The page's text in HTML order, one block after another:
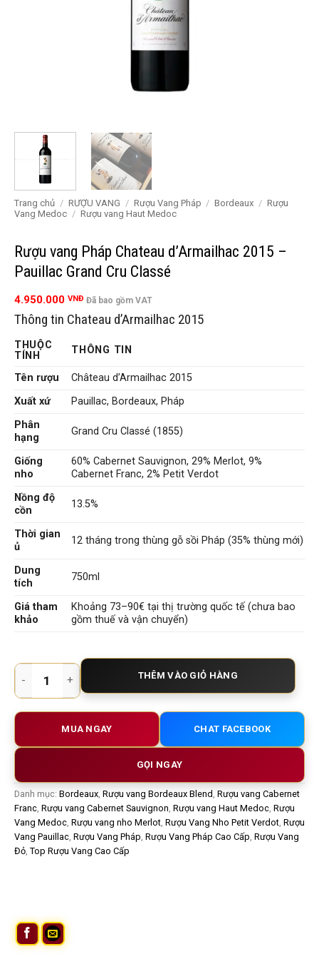
Trang chủ / RƯỢU VANG / Rượu Vang Pháp / Bordeaux / Rượu
Vang Medoc / Rượu vang Haut Medoc
Rượu vang Pháp Chateau d’Armailhac 2015 –
Pauillac Grand Cru Classé
4.950.000 VNĐ Đã bao gồm VAT
Thông tin Chateau d’Armailhac 2015
THUỘC
TÍNH
THÔNG TIN
Tên rượu
Château d’Armailhac 2015
Xuất xứ
Pauillac, Bordeaux, Pháp
Phân
hạng
Grand Cru Classé (1855)
Giống
nho
60% Cabernet Sauvignon, 29% Merlot, 9%
Cabernet Franc, 2% Petit Verdot
Nồng độ
cồn
13.5%
Thời gian
ủ
12 tháng trong thùng gỗ sồi Pháp (35% thùng mới)
Dung
tích
750ml
Giá tham
khảo
Khoảng 73–90€ tại thị trường quốc tế (chưa bao
gồm thuế và vận chuyển)
Rượu vang Pháp Chateau d'Armailhac 2015 – Pauillac Grand
THÊM VÀO GIỎ HÀNG
MUA NGAY CHAT FACEBOOK
GỌI NGAY
Danh mục: Bordeaux, Rượu vang Bordeaux Blend , Rượu vang Cabernet
Franc, Rượu vang Cabernet Sauvignon, Rượu vang Haut Medoc, Rượu
Vang Medoc, Rượu vang nho Merlot, Rượu Vang Nho Petit Verdot, Rượu
Vang Pauillac, Rượu Vang Pháp, Rượu Vang Pháp Cao Cấp, Rượu Vang
Đỏ, Top Rượu Vang Cao Cấp